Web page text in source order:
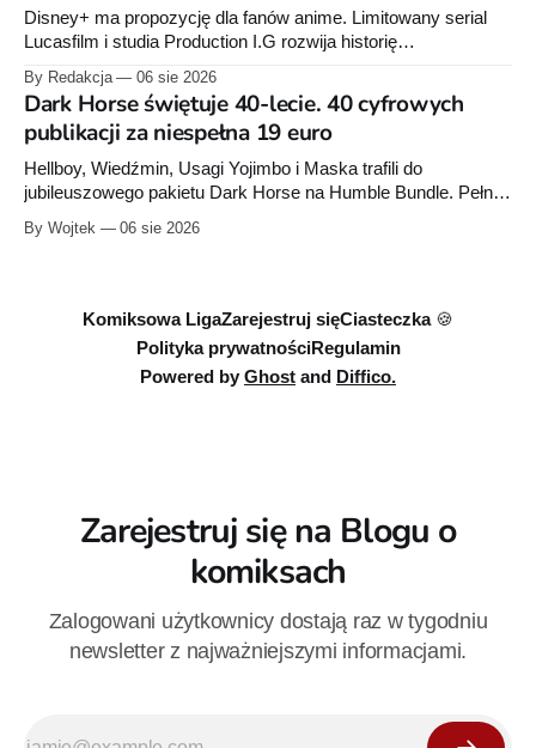
Disney+ ma propozycję dla fanów anime. Limitowany serial
Lucasfilm i studia Production I.G rozwija historię
zapoczątkowaną w krótkometrażówkach „Dziewiąty Jedi”
oraz „Dziewiąty Jedi: Dziecko nadziei" z serii „Gwiezdne
wojny: Wizje”. Wszystkie osiem odcinków jest już dostępnych
w Disney+.
By Redakcja 06 sie 2026
Dark Horse świętuje 40-lecie. 40 cyfrowych
publikacji za niespełna 19 euro
Hellboy, Wiedźmin, Usagi Yojimbo i Maska trafili do
jubileuszowego pakietu Dark Horse na Humble Bundle. Pełny
zestaw obejmuje 40 cyfrowych publikacji i kosztuje 18,71
euro. Oferta kończy się 13 sierpnia.
By Wojtek 06 sie 2026
Komiksowa LigaZarejestruj sięCiasteczka 🍪
Polityka prywatnościRegulamin
Powered by Ghost and Diffico.
Zarejestruj się na Blogu o
komiksach
Zalogowani użytkownicy dostają raz w tygodniu
newsletter z najważniejszymi informacjami.